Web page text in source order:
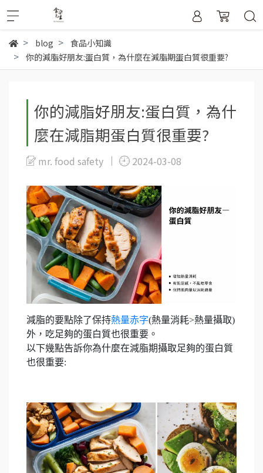
blog
食品小知識
你的減脂好朋友:蛋白質，為什麼在減脂期蛋白質很重要?
你的減脂好朋友:蛋白質，為什
麼在減脂期蛋白質很重要?
mr. food safety 2024-03-08
減脂的要點除了保持熱量赤字(熱量消耗>熱量攝取)
外，吃足夠的蛋白質也很重要。
以下幾點告訴你為什麼在減脂期攝取足夠的蛋白質
也很重要: